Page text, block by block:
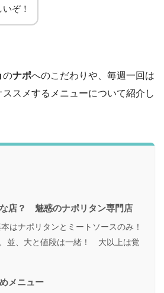
ぞ！
のナポへのこだわりや、毎週一回は
スメするメニューについて紹介し
店？ 魅惑のナポリタン専門店
はナポリタンとミートソースのみ！
並、大と値段は一緒！ 大以上は覚
メニュー